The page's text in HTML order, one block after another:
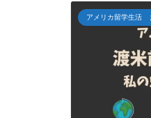
アメリカ留学生活